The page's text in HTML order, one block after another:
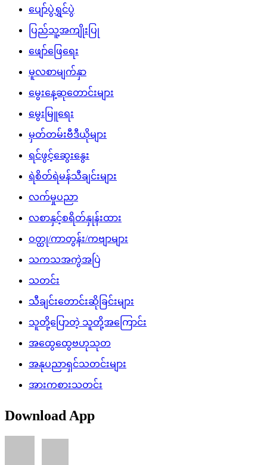
ပျော်ပွဲရွှင်ပွဲ
ပြည်သူ့အကျိုးပြု
ဖျော်ဖြေရေး
မူလစာမျက်နှာ
မွေးနေ့ဆုတောင်းများ
မွေးမြူရေး
မှတ်တမ်းဗီဒီယိုများ
ရင်ဖွင့်ဆွေးနွေး
ရဲစိတ်ရဲမန်သီချင်းများ
လက်မှုပညာ
လစာနှင့်စရိတ်နှုန်းထား
ဝတ္ထု/ကာတွန်း/ကဗျာများ
သကသအကွဲအပြဲ
သတင်း
သီချင်းတောင်းဆိုခြင်းများ
သူတို့ပြောတဲ့ သူတို့အကြောင်း
အထွေထွေဗဟုသုတ
အနုပညာရှင်သတင်းများ
အားကစားသတင်း
Download App